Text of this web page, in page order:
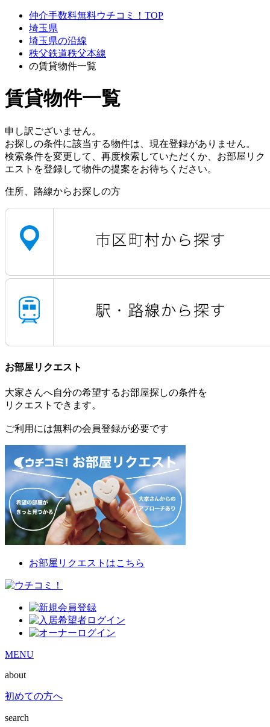
仲介手数料無料ウチコミ！TOP
埼玉県
埼玉県の沿線
秩父鉄道秩父本線
の賃貸物件一覧
賃貸物件一覧
申し訳ございません。
お探しの条件に該当する物件は、現在登録がありません。
検索条件を変更して、再度検索していただくか、お部屋リク
エストを登録して物件の提案をお待ちください。
住所、路線からお探しの方
お部屋リクエスト
大家さんへ自分の希望するお部屋探しの条件を
リクエストできます。
ご利用には無料の会員登録が必要です
お部屋リクエストはこちら
MENU
about
初めての方へ
search